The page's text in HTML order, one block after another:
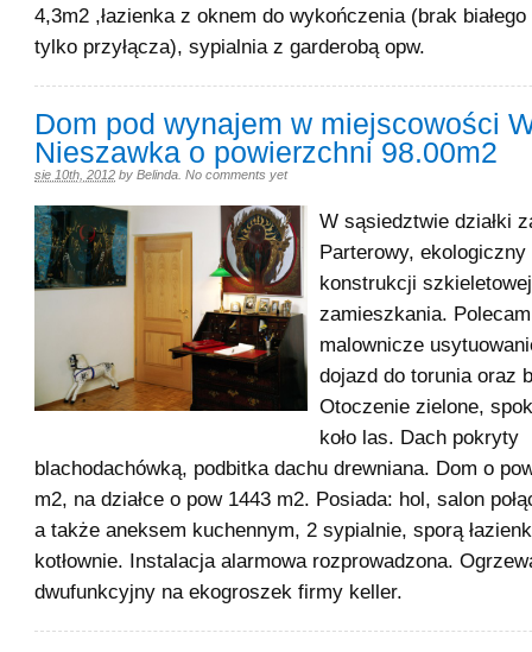
4,3m2 ,łazienka z oknem do wykończenia (brak
tylko przyłącza), sypialnia z garderobą opw.
Dom pod wynajem w miejscowości
Nieszawka o powierzchni 98.00m2
sie 10th, 2012 by Belinda No comments yet
W sąsiedztwie działki
Parterowy, ekologiczny
konstrukcji
zamieszkania.
malownicze
dojazd do torunia oraz
Otoczenie zielone,
koło las. Dach pokryty
blachodachówką, podbitka dachu drewniana. Dom o
m2, na działce o pow 1443 m2. Posiada: hol, salon
a także aneksem kuchennym, 2 sypialnie, sporą
kotłownie. Instalacja alarmowa rozprowadzona.
dwufunkcyjny na ekogroszek firmy keller.